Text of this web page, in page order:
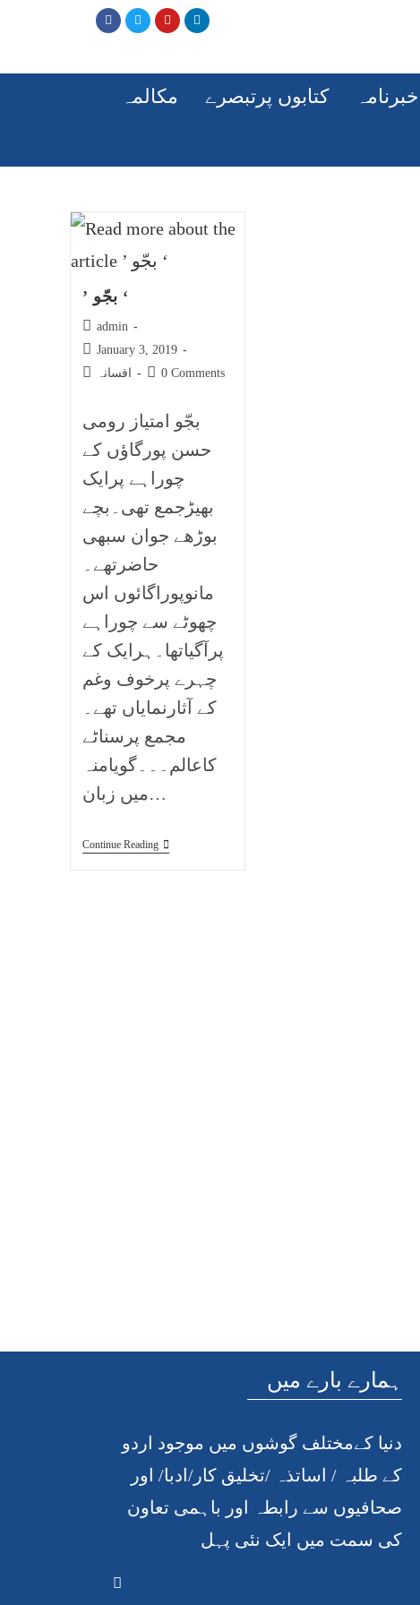
خبرنامہ کتابوں پرتبصرے مکالمہ
’ بجّو ‘
admin
January 3, 2019
افسانہ
0 Comments
بجّو امتیاز رومی
حسن پورگاؤں کے
چوراہے پرایک
بھیڑجمع تھی۔بچے
بوڑھے جوان سبھی
حاضرتھے۔
مانوپوراگائوں اس
چھوٹے سے چوراہے
پرآگیاتھا۔ہرایک کے
چہرے پرخوف وغم
کے آثارنمایاں تھے۔
مجمع پرسناٹے
کاعالم۔۔۔گویامنہ
میں زبان…
Continue Reading
ہمارے بارے میں
دنیا کےمختلف گوشوں میں موجود اردو
کے طلبہ / اساتذہ /تخلیق کار/ادبا/ اور
صحافیوں سے رابطہ اور باہمی تعاون
کی سمت میں ایک نئی پہل